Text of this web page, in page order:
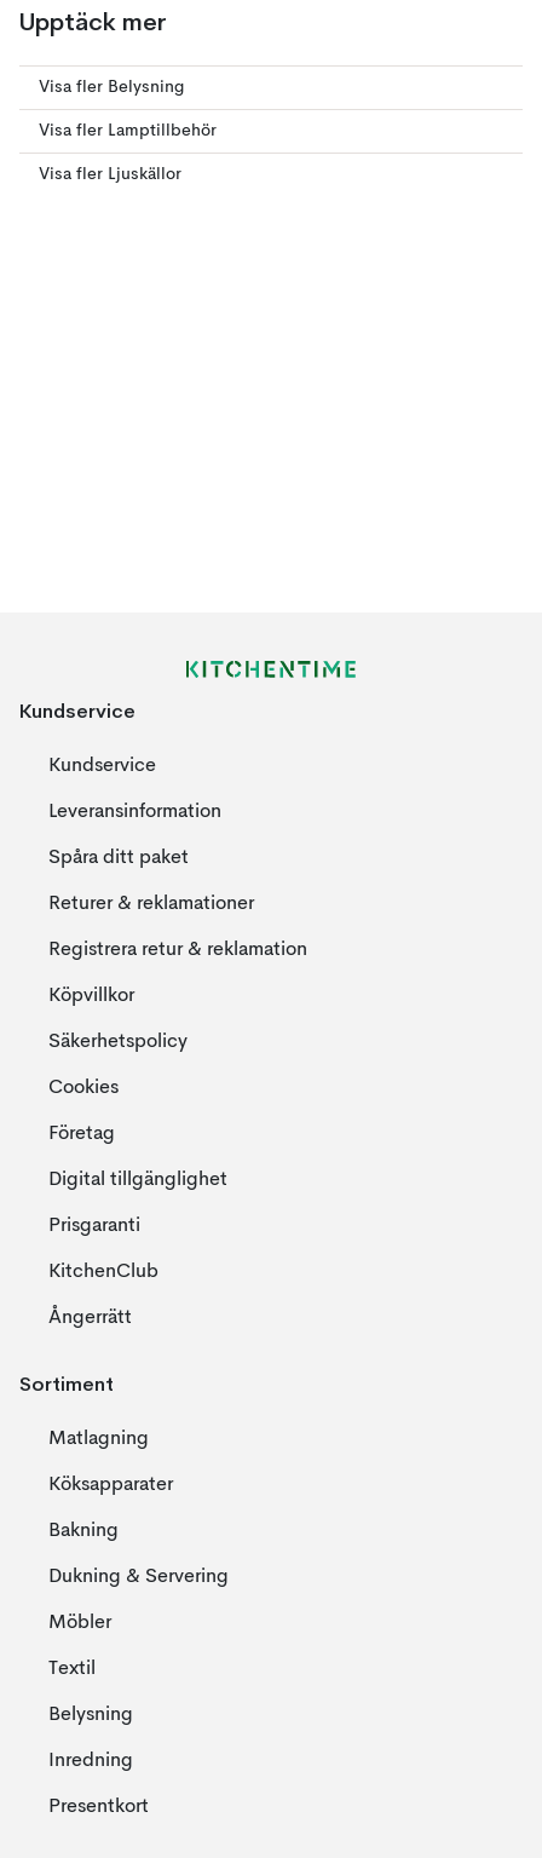
Upptäck mer
Visa fler Belysning
Visa fler Lamptillbehör
Visa fler Ljuskällor
Kundservice
Kundservice
Leveransinformation
Spåra ditt paket
Returer & reklamationer
Registrera retur & reklamation
Köpvillkor
Säkerhetspolicy
Cookies
Företag
Digital tillgänglighet
Prisgaranti
KitchenClub
Ångerrätt
Sortiment
Matlagning
Köksapparater
Bakning
Dukning & Servering
Möbler
Textil
Belysning
Inredning
Presentkort